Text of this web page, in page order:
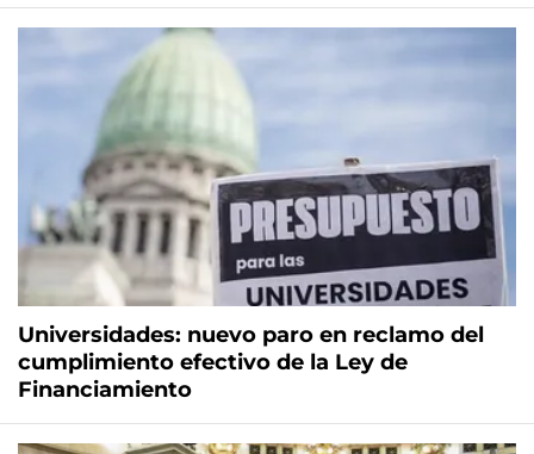
Universidades: nuevo paro en reclamo del
cumplimiento efectivo de la Ley de
Financiamiento